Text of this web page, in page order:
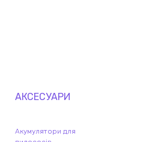
АКСЕСУАРИ
Акумулятори для